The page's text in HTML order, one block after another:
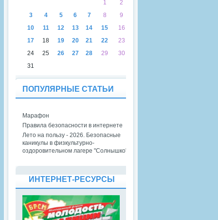
1
2
3
4 5 6 7 8
9
10
11 12 13 14 15
16
17
18 19 20 21 22
23
24
25 26 27 28 29
30
31
ПОПУЛЯРНЫЕ СТАТЬИ
Марафон
Правила безопасности в интернете
Лето на пользу - 2026. Безопасные
каникулы в физкультурно-
оздоровительном лагере "Солнышко"
ИНТЕРНЕТ-РЕСУРСЫ